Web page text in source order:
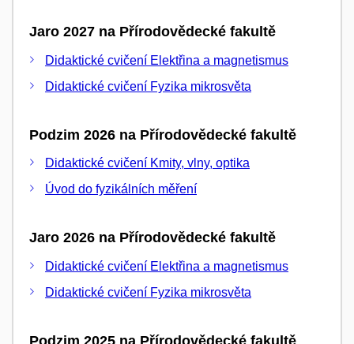
Jaro 2027 na Přírodovědecké fakultě
Didaktické cvičení Elektřina a magnetismus
Didaktické cvičení Fyzika mikrosvěta
Podzim 2026 na Přírodovědecké fakultě
Didaktické cvičení Kmity, vlny, optika
Úvod do fyzikálních měření
Jaro 2026 na Přírodovědecké fakultě
Didaktické cvičení Elektřina a magnetismus
Didaktické cvičení Fyzika mikrosvěta
Podzim 2025 na Přírodovědecké fakultě